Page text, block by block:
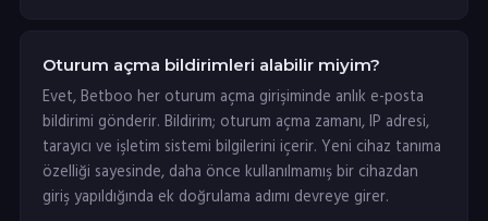
Oturum açma bildirimleri alabilir miyim?
Evet, Betboo her oturum açma girişiminde anlık e-posta
bildirimi gönderir. Bildirim; oturum açma zamanı, IP adresi,
tarayıcı ve işletim sistemi bilgilerini içerir. Yeni cihaz tanıma
özelliği sayesinde, daha önce kullanılmamış bir cihazdan
giriş yapıldığında ek doğrulama adımı devreye girer.